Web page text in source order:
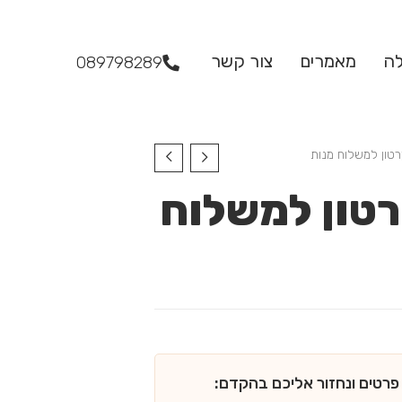
מאמרים צור קשר 089798289
למשלוח מנות
למשלוח
פרטים ונחזור אליכם בהקדם: